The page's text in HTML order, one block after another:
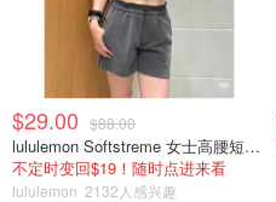
腹泻
$29.00 $88.00
lululemon Softstreme 女士高腰短裤 10cm
不定时变回$19！随时点进来看
lululemon 2132人感兴趣